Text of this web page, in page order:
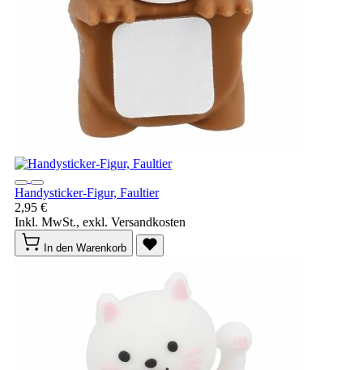
Handysticker-Figur, Faultier
2,95 €
Inkl. MwSt., exkl. Versandkosten
In den Warenkorb